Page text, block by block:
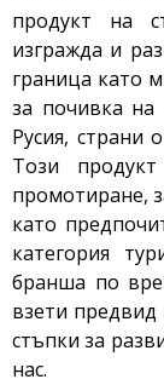
продукт на
изгражда и
граница като
за почивка на
Русия, страни
Този
промотиране,
като
категория
бранша по
взети
стъпки за
нас.